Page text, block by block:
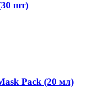
шт)
Pack (20 мл)